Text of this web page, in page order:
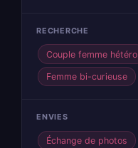
RECHERCHE
Couple femme hétéro
Femme bi-curieuse
ENVIES
Échange de photos